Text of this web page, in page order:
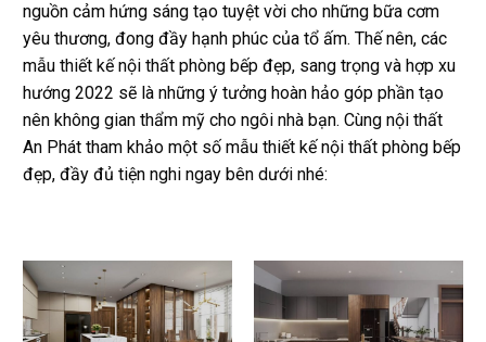
nguồn cảm hứng sáng tạo tuyệt vời cho những bữa cơm
yêu thương, đong đầy hạnh phúc của tổ ấm. Thế nên, các
mẫu thiết kế nội thất phòng bếp đẹp, sang trọng và hợp xu
hướng 2022 sẽ là những ý tưởng hoàn hảo góp phần tạo
nên không gian thẩm mỹ cho ngôi nhà bạn. Cùng nội thất
An Phát tham khảo một số mẫu thiết kế nội thất phòng bếp
đẹp, đầy đủ tiện nghi ngay bên dưới nhé: